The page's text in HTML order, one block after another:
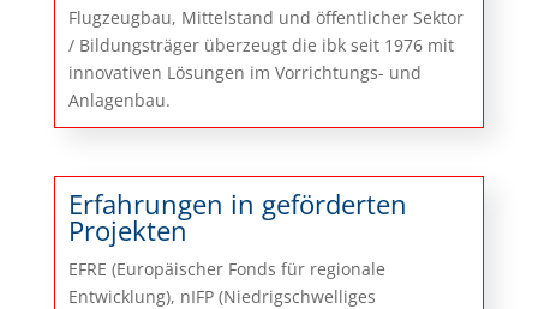
Flugzeugbau, Mittelstand und öffentlicher Sektor
/ Bildungsträger überzeugt die ibk seit 1976 mit
innovativen Lösungen im Vorrichtungs- und
Anlagenbau.
Erfahrungen in geförderten
Projekten
EFRE (Europäischer Fonds für regionale
Entwicklung), nIFP (Niedrigschwelliges